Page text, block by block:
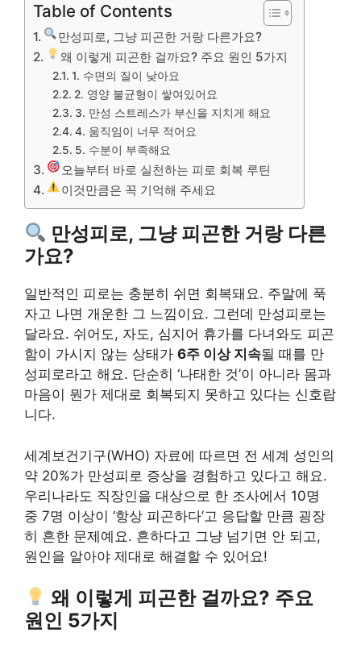
Table of Contents
만성피로, 그냥 피곤한 거랑 다른가요?
왜 이렇게 피곤한 걸까요? 주요 원인 5가지
1. 수면의 질이 낮아요
2. 영양 불균형이 쌓여있어요
3. 만성 스트레스가 부신을 지치게 해요
4. 움직임이 너무 적어요
5. 수분이 부족해요
오늘부터 바로 실천하는 피로 회복 루틴
이것만큼은 꼭 기억해 주세요
만성피로, 그냥 피곤한 거랑 다른
가요?
일반적인 피로는 충분히 쉬면 회복돼요. 주말에 푹
자고 나면 개운한 그 느낌이요. 그런데 만성피로는
달라요. 쉬어도, 자도, 심지어 휴가를 다녀와도 피곤
함이 가시지 않는 상태가 6주 이상 지속될 때를 만
성피로라고 해요. 단순히 ‘나태한 것’이 아니라 몸과
마음이 뭔가 제대로 회복되지 못하고 있다는 신호랍
니다.
세계보건기구(WHO) 자료에 따르면 전 세계 성인의
약 20%가 만성피로 증상을 경험하고 있다고 해요.
우리나라도 직장인을 대상으로 한 조사에서 10명
중 7명 이상이 ‘항상 피곤하다’고 응답할 만큼 굉장
히 흔한 문제예요. 흔하다고 그냥 넘기면 안 되고,
원인을 알아야 제대로 해결할 수 있어요!
왜 이렇게 피곤한 걸까요? 주요
원인 5가지